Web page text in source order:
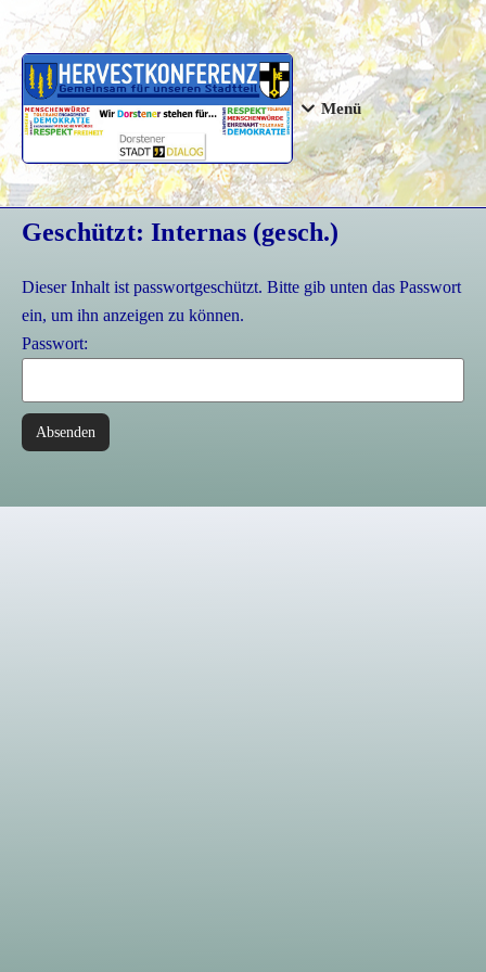
Menü
Geschützt: Internas (gesch.)
Dieser Inhalt ist passwortgeschützt. Bitte gib unten das Passwort
ein, um ihn anzeigen zu können.
Passwort: